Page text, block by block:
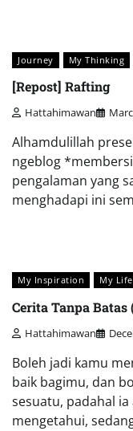
Journey My Thinking
[Repost] Rafting
Hattahimawan
Alhamdulillah
ngeblog
pengalaman yang
menghadapi ini
My Inspiration My Life
Cerita Tanpa Batas
Hattahimawan
Boleh jadi kamu
baik bagimu, dan
sesuatu, padahal
mengetahui,